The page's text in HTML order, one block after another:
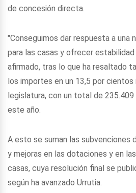
de concesión directa.
"Conseguimos dar respuesta a una
para las casas y ofrecer estabilidad
afirmado, tras lo que ha resaltado
los importes en un 13,5 por
legislatura, con un total de
este año.
A esto se suman las subvenciones
y mejoras en las dotaciones y en
casas, cuya resolución final se
según ha avanzado Urrutia.